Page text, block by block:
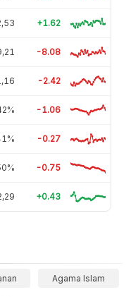
+1.62
-8.08
-2.42
-1.06
-0.27
-0.75
+0.43
Agama Islam